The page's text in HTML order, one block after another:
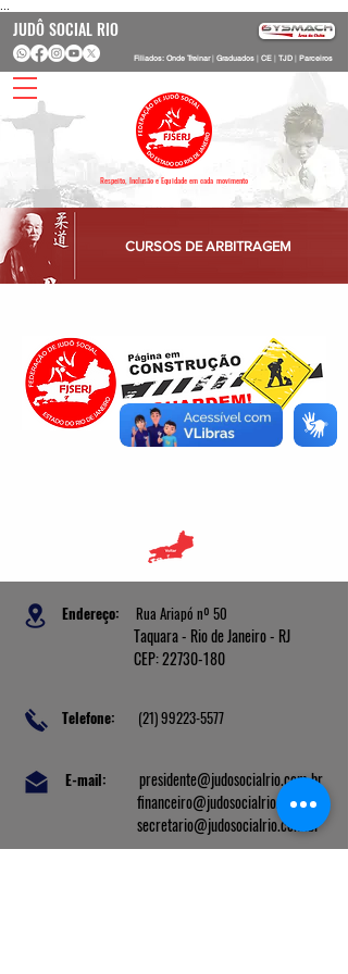
JUDÔ SOCIAL RIO
Filiados: Onde Treinar| Graduados | CE | TJD | Parceiros
Respeito, Inclusão e Equidade em cada movimento
CURSOS DE ARBITRAGEM
Endereço: Rua Ariapó nº 50
Taquara - Rio de Janeiro - RJ
CEP: 22730-180
Telefone: (21) 99223-5577
E-mail: presidente@judosocialrio.com.br
financeiro@judosocialrio.com.br
secretario@judosocialrio.com.br